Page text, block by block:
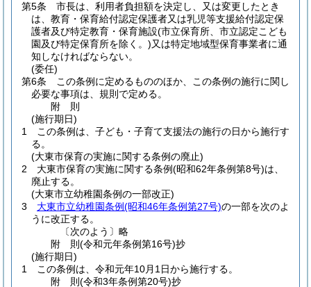
第5条
市長は、利用者負担額を決定し、又は変更したとき
は、教育・保育給付認定保護者又は乳児等支援給付認定保
護者及び特定教育・保育施設(市立保育所、市立認定こども
園及び特定保育所を除く。)又は特定地域型保育事業者に通
知しなければならない。
(委任)
第6条
この条例に定めるもののほか、この条例の施行に関し
必要な事項は、規則で定める。
附 則
(施行期日)
1
この条例は、子ども・子育て支援法の施行の日から施行す
る。
(大東市保育の実施に関する条例の廃止)
2
大東市保育の実施に関する条例(昭和62年条例第8号)は、
廃止する。
(大東市立幼稚園条例の一部改正)
3
大東市立幼稚園条例(昭和46年条例第27号)の一部を次のよ
うに改正する。
〔次のよう〕略
附 則(令和元年条例第16号)抄
(施行期日)
1
この条例は、令和元年10月1日から施行する。
附 則(令和3年条例第20号)抄